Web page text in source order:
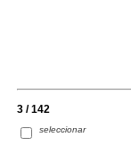
3 / 142
seleccionar